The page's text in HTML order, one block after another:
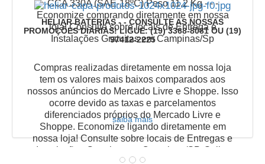
CCA 330A (SAE-18ºC) Peso 11,2 Kg - - -
Economize comprando diretamente em nossa
loja! Consulte sobre locais de Entrega e
Instalações Gratuitas em Campinas/Sp
HELIAR BATERIAS - - CONSULTE AS NOSSAS
PROMOÇÕES DIÁRIAS! LIGUE: (19) 3368-8081 OU (19)
97412-2225
Compras realizadas diretamente em nossa loja
tem os valores mais baixos comparados aos
nossos anúncios do Mercado Livre e Shoppe. Isso
ocorre devido as taxas e parcelamentos
diferenciados próprios do Mercado Livre e
Shoppe. Economize ligando diretamente em
nossa loja! Consulte sobre locais de Entregas e
Instalações Gratuitas em Campinas/SP. Saiba
mais sobre HELIAR Baterias logo abaixo nesta
saiba mais